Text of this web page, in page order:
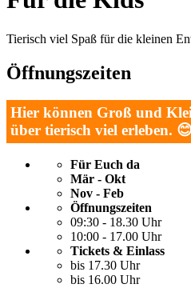
Tierisch viel Spaß für die kleinen
Öffnungszeiten
Hier können Groß und
über tierisch viel erleben. 😊
Für Euch da
Mär - Okt
Nov - Feb
Öffnungszeiten
09:30 - 18.30 Uhr
10:00 - 17.00 Uhr
Tickets & Einlass
bis 17.30 Uhr
bis 16.00 Uhr